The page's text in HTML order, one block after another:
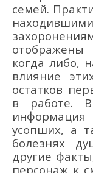
семей.
когда либо,
влияние
остатков
в работе.
усопших, а
болезнях
другие
персонаж к